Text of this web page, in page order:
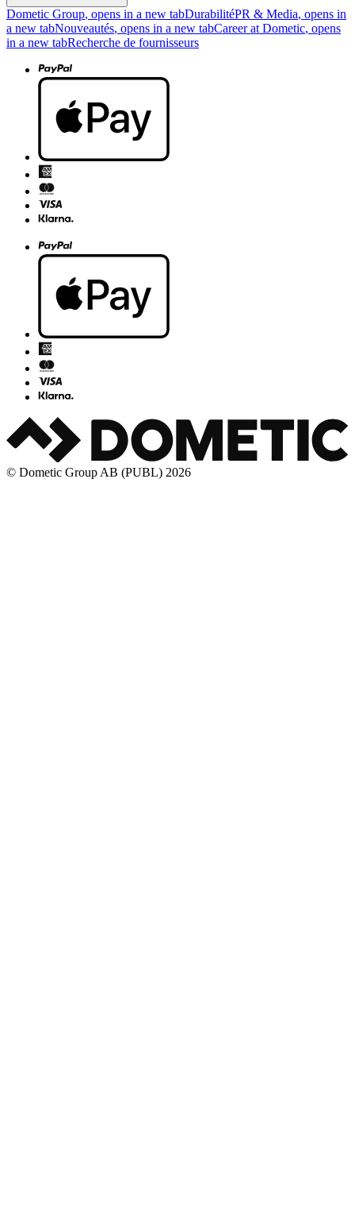
Dometic Group, opens in a new tabDurabilitéPR & Media, opens in
a new tabNouveautés, opens in a new tabCareer at Dometic, opens
in a new tabRecherche de fournisseurs
© Dometic Group AB (PUBL) 2026